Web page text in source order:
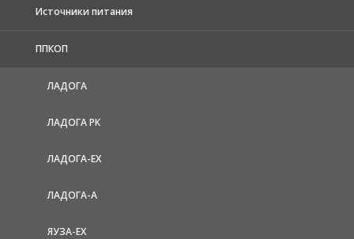
Источники питания
ППКОП
ЛАДОГА
ЛАДОГА РК
ЛАДОГА-EX
ЛАДОГА-А
ЯУЗА-ЕХ